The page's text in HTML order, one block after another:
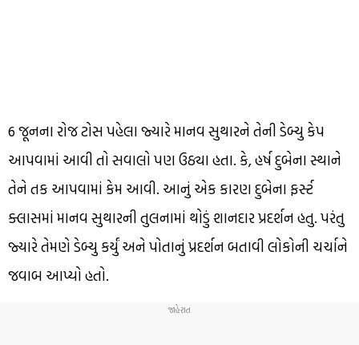
6 જૂનના રોજ ટોસ પહેલા જ્યારે માનવ સુથારને તેની ડેબ્યુ કેપ
આપવામાં આવી તો સવાલો પણ ઉઠ્યા હતા. કે, હર્ષ દુબેના સ્થાને
તેને તક આપવામાં કેમ આવી. આનું એક કારણ દુબેના ફર્સ્ટ
ક્લાસમાં માનવ સુથારની તુલનામાં થોડું શાનદાર પ્રદર્શન હતુ. પરંતુ
જ્યારે તેમણે ડેબ્યુ કર્યું અને પોતાનું પ્રદર્શન બતાવી લોકોની ચર્ચાને
જવાબ આપ્યો હતો.